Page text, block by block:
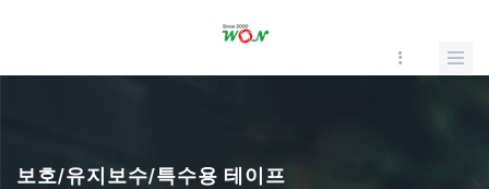
보호/유지보수/특수용 테이프